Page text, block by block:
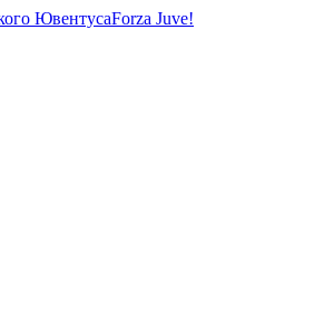
ЮвентусаForza Juve!